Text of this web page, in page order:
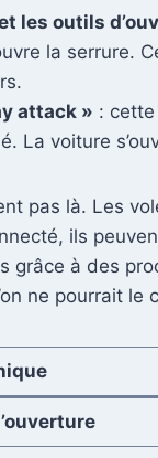
les outils
la serrure.
attack » :
La voiture
pas là. Les
ils
grâce à des
ne pourrait